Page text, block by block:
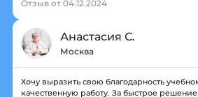
Отзыв от 04.12.2024
Анастасия С.
Москва
Хочу выразить свою благодарность
качественную работу. За быстрое